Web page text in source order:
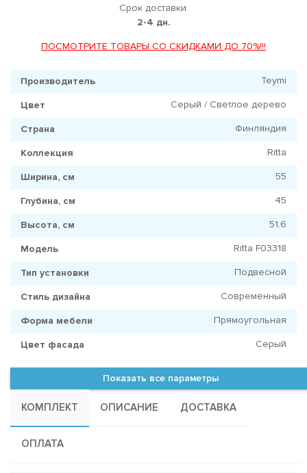
Срок доставки:
2-4 дн.
ПОСМОТРИТЕ ТОВАРЫ СО СКИДКАМИ ДО 70%!!!
Производитель Teymi
Цвет Серый / Светлое дерево
Страна Финляндия
Коллекция Ritta
Ширина, см 55
Глубина, см 45
Высота, см 51.6
Модель Ritta F03318
Тип установки Подвесной
Стиль дизайна Современный
Форма мебели Прямоугольная
Цвет фасада Серый
Показать все параметры
КОМПЛЕКТ ОПИСАНИЕ ДОСТАВКА
ОПЛАТА